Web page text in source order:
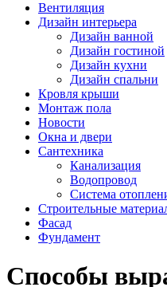
Вентиляция
Дизайн интерьера
Дизайн ванной
Дизайн гостиной
Дизайн кухни
Дизайн спальни
Кровля крыши
Монтаж пола
Новости
Окна и двери
Сантехника
Канализация
Водопровод
Система
Строительные
Фасад
Фундамент
Способы